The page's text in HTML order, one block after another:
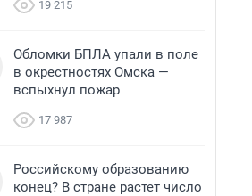
19 215
Обломки БПЛА упали в поле
в окрестностях Омска —
вспыхнул пожар
17 987
Российскому образованию
конец? В стране растет число